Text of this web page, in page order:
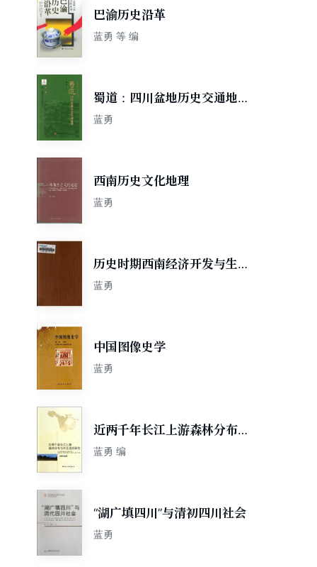
巴渝历史沿革
蓝勇 等 编
蜀道：四川盆地历史交通地理
（第一卷）
蓝勇
西南历史文化地理
蓝勇
历史时期西南经济开发与生态
变迁
蓝勇
中国图像史学
蓝勇
近两千年长江上游森林分布与
水土流失研究
蓝勇 编
“湖广填四川”与清初四川社会
蓝勇